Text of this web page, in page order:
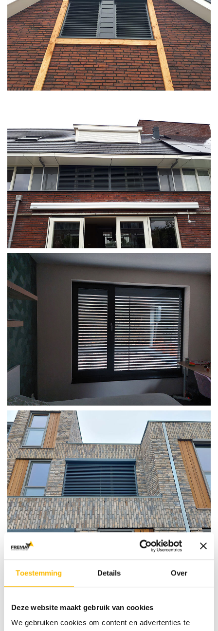
Toestemming Details Over
Deze website maakt gebruik van cookies
We gebruiken cookies om content en advertenties te